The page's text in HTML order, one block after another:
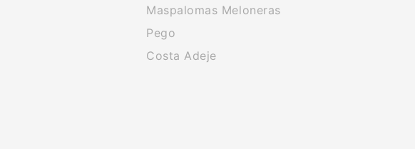
Maspalomas Meloneras
Pego
Costa Adeje